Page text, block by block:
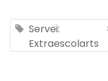
Servei:
Extraescolarts